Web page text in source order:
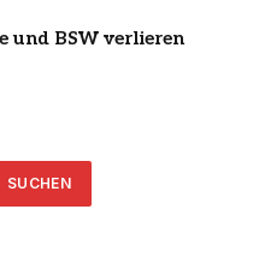
und BSW verlieren
SUCHEN